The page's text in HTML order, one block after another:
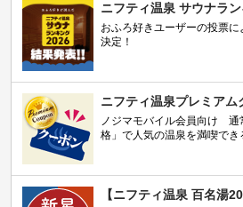
ニフティ温泉 サウナラ
おふろ好きユーザーの投票
決定！
ニフティ温泉プレミアム
ノジマモバイル会員向け 通
格」で人気の温泉を満喫でき
【ニフティ温泉 百名湯